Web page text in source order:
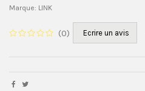
Marque: LINK
(0) Ecrire un avis